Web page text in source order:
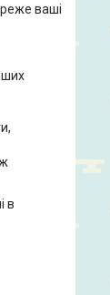
ваші
в